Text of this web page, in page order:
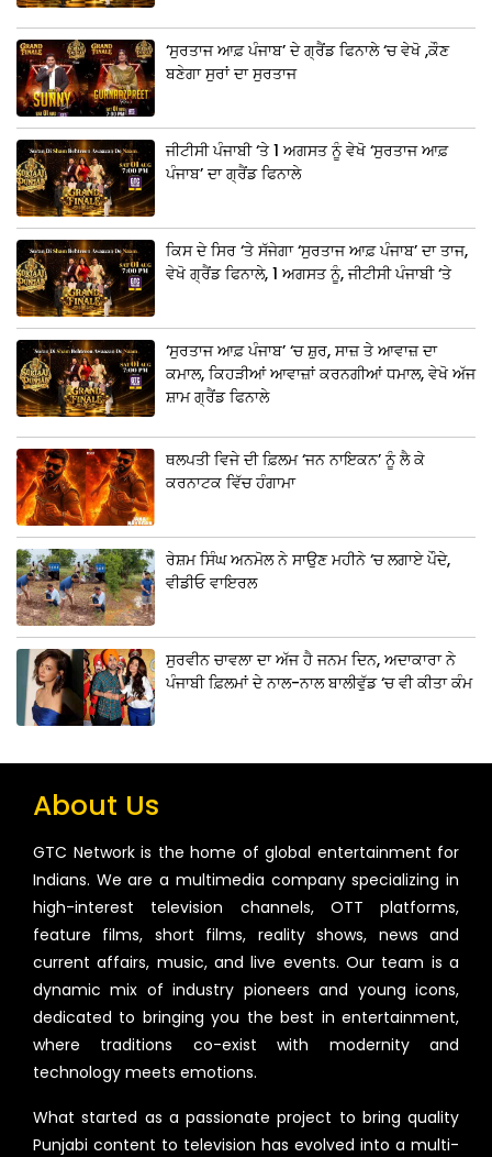
‘ਸੁਰਤਾਜ ਆਫ਼ ਪੰਜਾਬ’ ਦੇ ਗ੍ਰੈਂਡ ਫਿਨਾਲੇ ‘ਚ ਵੇਖੋ ,ਕੌਣ
ਬਣੇਗਾ ਸੁਰਾਂ ਦਾ ਸੁਰਤਾਜ
ਜੀਟੀਸੀ ਪੰਜਾਬੀ ‘ਤੇ 1 ਅਗਸਤ ਨੂੰ ਵੇਖੋ ‘ਸੁਰਤਾਜ ਆਫ਼
ਪੰਜਾਬ’ ਦਾ ਗ੍ਰੈਂਡ ਫਿਨਾਲੇ
ਕਿਸ ਦੇ ਸਿਰ ‘ਤੇ ਸੱਜੇਗਾ ‘ਸੁਰਤਾਜ ਆਫ਼ ਪੰਜਾਬ’ ਦਾ ਤਾਜ,
ਵੇਖੋ ਗ੍ਰੈਂਡ ਫਿਨਾਲੇ, 1 ਅਗਸਤ ਨੂੰ, ਜੀਟੀਸੀ ਪੰਜਾਬੀ ‘ਤੇ
‘ਸੁਰਤਾਜ ਆਫ਼ ਪੰਜਾਬ’ ‘ਚ ਸ਼ੁਰ, ਸਾਜ਼ ਤੇ ਆਵਾਜ਼ ਦਾ
ਕਮਾਲ, ਕਿਹੜੀਆਂ ਆਵਾਜ਼ਾਂ ਕਰਨਗੀਆਂ ਧਮਾਲ, ਵੇਖੋ ਅੱਜ
ਸ਼ਾਮ ਗ੍ਰੈਂਡ ਫਿਨਾਲੇ
ਥਲਪਤੀ ਵਿਜੇ ਦੀ ਫ਼ਿਲਮ ‘ਜਨ ਨਾਇਕਨ’ ਨੂੰ ਲੈ ਕੇ
ਕਰਨਾਟਕ ਵਿੱਚ ਹੰਗਾਮਾ
ਰੇਸ਼ਮ ਸਿੰਘ ਅਨਮੋਲ ਨੇ ਸਾਉਣ ਮਹੀਨੇ ‘ਚ ਲਗਾਏ ਪੌਦੇ,
ਵੀਡੀਓ ਵਾਇਰਲ
ਸੁਰਵੀਨ ਚਾਵਲਾ ਦਾ ਅੱਜ ਹੈ ਜਨਮ ਦਿਨ, ਅਦਾਕਾਰਾ ਨੇ
ਪੰਜਾਬੀ ਫ਼ਿਲਮਾਂ ਦੇ ਨਾਲ-ਨਾਲ ਬਾਲੀਵੁੱਡ ‘ਚ ਵੀ ਕੀਤਾ ਕੰਮ
About Us
GTC Network is the home of global entertainment for
Indians. We are a multimedia company specializing in
high-interest television channels, OTT platforms,
feature films, short films, reality shows, news and
current affairs, music, and live events. Our team is a
dynamic mix of industry pioneers and young icons,
dedicated to bringing you the best in entertainment,
where traditions co-exist with modernity and
technology meets emotions.
What started as a passionate project to bring quality
Punjabi content to television has evolved into a multi-